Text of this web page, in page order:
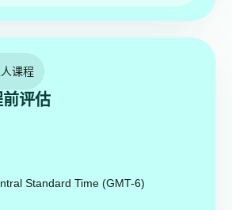
课程
评估
Standard Time (GMT-6)